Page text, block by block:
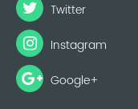
Twitter
Instagram
Google+